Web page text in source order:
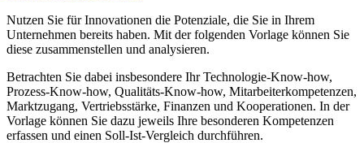
Nutzen Sie für Innovationen die Potenziale, die Sie in Ihrem
Unternehmen bereits haben. Mit der folgenden Vorlage können Sie
diese zusammenstellen und analysieren.
Betrachten Sie dabei insbesondere Ihr Technologie-Know-how,
Prozess-Know-how, Qualitäts-Know-how, Mitarbeiterkompetenzen,
Marktzugang, Vertriebsstärke, Finanzen und Kooperationen. In der
Vorlage können Sie dazu jeweils Ihre besonderen Kompetenzen
erfassen und einen Soll-Ist-Vergleich durchführen.